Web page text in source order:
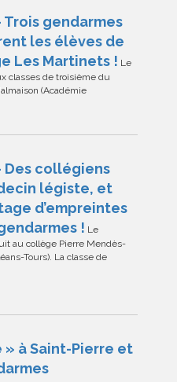
Trois gendarmes
les élèves de
Les Martinets ! Le
classes de troisième du
(Académie
Des collégiens
légiste, et
d’empreintes
! Le
au collège Pierre Mendès-
Tours). La classe de
» à Saint-Pierre et